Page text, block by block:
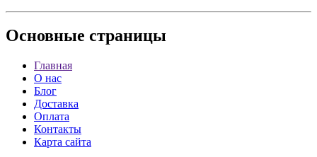
Основные страницы
Главная
О нас
Блог
Доставка
Оплата
Контакты
Карта сайта